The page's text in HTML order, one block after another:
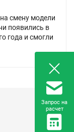
смену модели
появились в
года и смогли
Запрос на
расчет